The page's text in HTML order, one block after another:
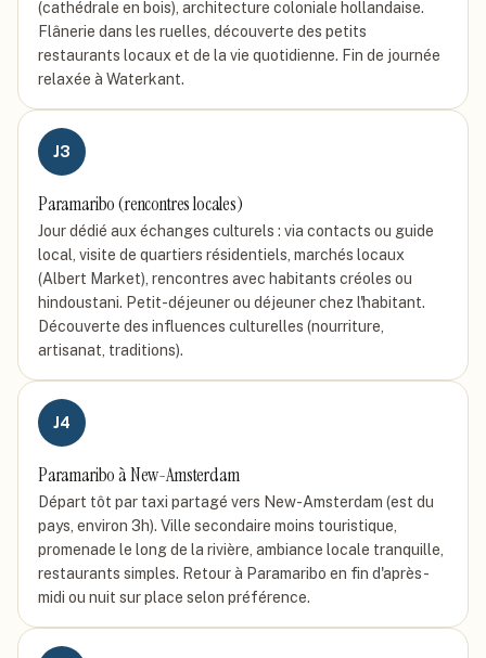
(cathédrale en bois), architecture coloniale hollandaise.
Flânerie dans les ruelles, découverte des petits
restaurants locaux et de la vie quotidienne. Fin de journée
relaxée à Waterkant.
J3
Paramaribo (rencontres locales)
Jour dédié aux échanges culturels : via contacts ou guide
local, visite de quartiers résidentiels, marchés locaux
(Albert Market), rencontres avec habitants créoles ou
hindoustani. Petit-déjeuner ou déjeuner chez l'habitant.
Découverte des influences culturelles (nourriture,
artisanat, traditions).
J4
Paramaribo à New-Amsterdam
Départ tôt par taxi partagé vers New-Amsterdam (est du
pays, environ 3h). Ville secondaire moins touristique,
promenade le long de la rivière, ambiance locale tranquille,
restaurants simples. Retour à Paramaribo en fin d'après-
midi ou nuit sur place selon préférence.